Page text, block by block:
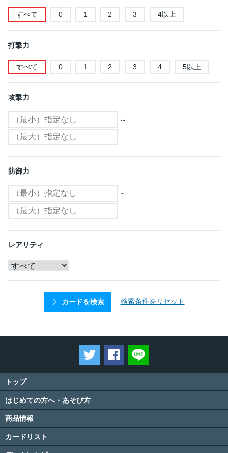
すべて 0 1 2 3 4以上
打撃力
すべて 0 1 2 3 4 5以上
攻撃力
～
防御力
～
レアリティ
カードを検索 検索条件をリセット
ツイートするFacebookでシェアする
トップ
はじめての方へ・あそび方
商品情報
カードリスト